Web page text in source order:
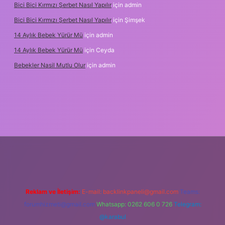
Bici Bici Kırmızı Şerbet Nasıl Yapılır için admin
Bici Bici Kırmızı Şerbet Nasıl Yapılır için Şimşek
14 Aylık Bebek Yürür Mü için admin
14 Aylık Bebek Yürür Mü için Ceyda
Bebekler Nasil Mutlu Olur için admin
Reklam ve İletişim: E-mail: backlinkpaneli@gmail.com Teams:
forumhizmeti@gmail.com Whatsapp: 0262 606 0 726 Telegram:
@karabul